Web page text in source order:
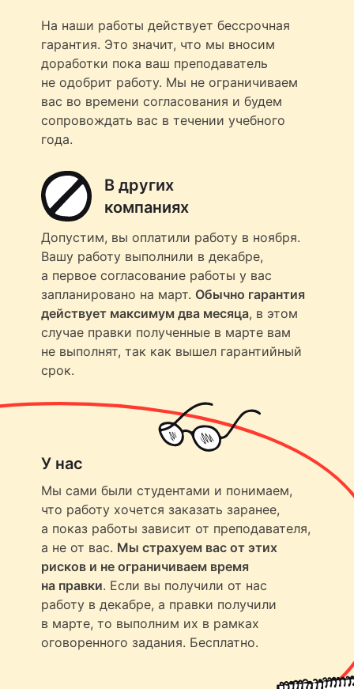
На наши работы действует бессрочная
гарантия. Это значит, что мы вносим
доработки пока ваш преподаватель
не одобрит работу. Мы не ограничиваем
вас во времени согласования и будем
сопровождать вас в течении учебного
года.
В других
компаниях
Допустим, вы оплатили работу в ноября.
Вашу работу выполнили в декабре,
а первое согласование работы у вас
запланировано на март. Обычно гарантия
действует максимум два месяца, в этом
случае правки полученные в марте вам
не выполнят, так как вышел гарантийный
срок.
У нас
Мы сами были студентами и понимаем,
что работу хочется заказать заранее,
а показ работы зависит от преподавателя,
а не от вас. Мы страхуем вас от этих
рисков и не ограничиваем время
на правки. Если вы получили от нас
работу в декабре, а правки получили
в марте, то выполним их в рамках
оговоренного задания. Бесплатно.